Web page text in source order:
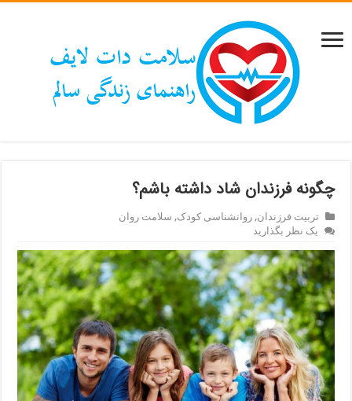
چگونه فرزندان شاد داشته باشم؟
تربیت فرزندان,روانشناسی کودک, سلامت روان
یک نظر بگذارید